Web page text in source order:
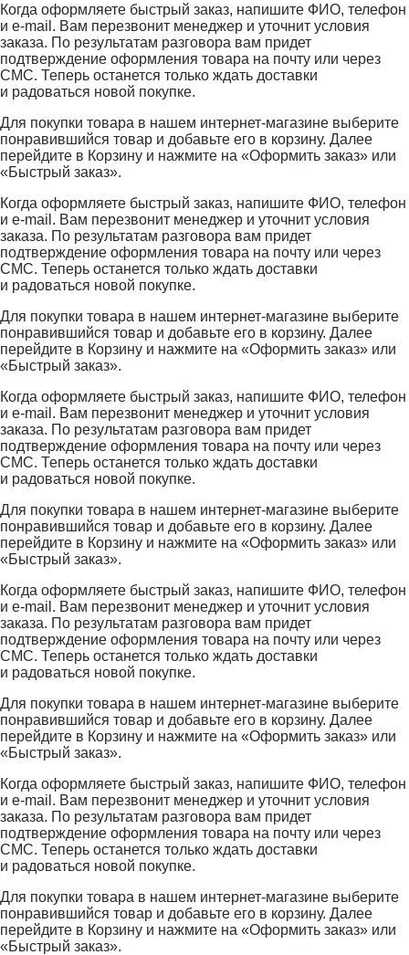
Когда оформляете быстрый заказ, напишите ФИО, телефон
и e-mail. Вам перезвонит менеджер и уточнит условия
заказа. По результатам разговора вам придет
подтверждение оформления товара на почту или через
СМС. Теперь останется только ждать доставки
и радоваться новой покупке.
Для покупки товара в нашем интернет-магазине выберите
понравившийся товар и добавьте его в корзину. Далее
перейдите в Корзину и нажмите на «Оформить заказ» или
«Быстрый заказ».
Когда оформляете быстрый заказ, напишите ФИО, телефон
и e-mail. Вам перезвонит менеджер и уточнит условия
заказа. По результатам разговора вам придет
подтверждение оформления товара на почту или через
СМС. Теперь останется только ждать доставки
и радоваться новой покупке.
Для покупки товара в нашем интернет-магазине выберите
понравившийся товар и добавьте его в корзину. Далее
перейдите в Корзину и нажмите на «Оформить заказ» или
«Быстрый заказ».
Когда оформляете быстрый заказ, напишите ФИО, телефон
и e-mail. Вам перезвонит менеджер и уточнит условия
заказа. По результатам разговора вам придет
подтверждение оформления товара на почту или через
СМС. Теперь останется только ждать доставки
и радоваться новой покупке.
Для покупки товара в нашем интернет-магазине выберите
понравившийся товар и добавьте его в корзину. Далее
перейдите в Корзину и нажмите на «Оформить заказ» или
«Быстрый заказ».
Когда оформляете быстрый заказ, напишите ФИО, телефон
и e-mail. Вам перезвонит менеджер и уточнит условия
заказа. По результатам разговора вам придет
подтверждение оформления товара на почту или через
СМС. Теперь останется только ждать доставки
и радоваться новой покупке.
Для покупки товара в нашем интернет-магазине выберите
понравившийся товар и добавьте его в корзину. Далее
перейдите в Корзину и нажмите на «Оформить заказ» или
«Быстрый заказ».
Когда оформляете быстрый заказ, напишите ФИО, телефон
и e-mail. Вам перезвонит менеджер и уточнит условия
заказа. По результатам разговора вам придет
подтверждение оформления товара на почту или через
СМС. Теперь останется только ждать доставки
и радоваться новой покупке.
Для покупки товара в нашем интернет-магазине выберите
понравившийся товар и добавьте его в корзину. Далее
перейдите в Корзину и нажмите на «Оформить заказ» или
«Быстрый заказ».